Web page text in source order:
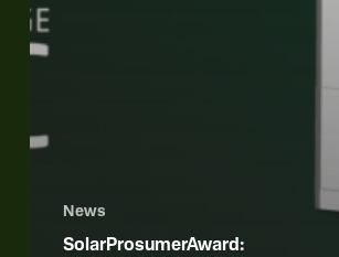
News
SolarProsumerAward: